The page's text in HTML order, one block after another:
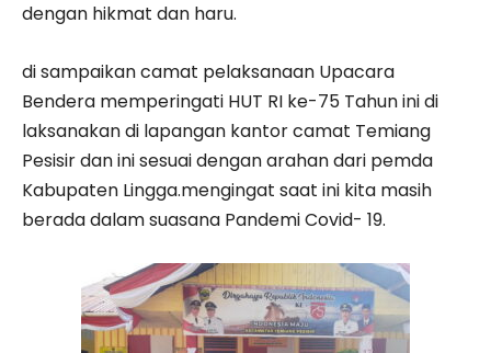
dengan hikmat dan haru.
di sampaikan camat pelaksanaan Upacara
Bendera memperingati HUT RI ke-75 Tahun ini di
laksanakan di lapangan kantor camat Temiang
Pesisir dan ini sesuai dengan arahan dari pemda
Kabupaten Lingga.mengingat saat ini kita masih
berada dalam suasana Pandemi Covid- 19.